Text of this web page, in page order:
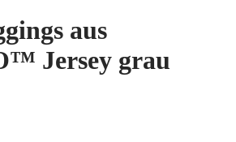
aus
Jersey grau